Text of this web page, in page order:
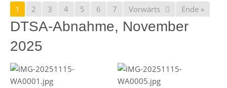
1 2 3 4 5 6 7 Vorwärts Ende »
DTSA-Abnahme, November
2025